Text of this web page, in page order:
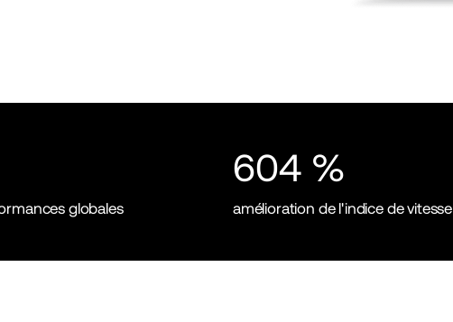
globales
604 %
amélioration de l'indice de vitesse